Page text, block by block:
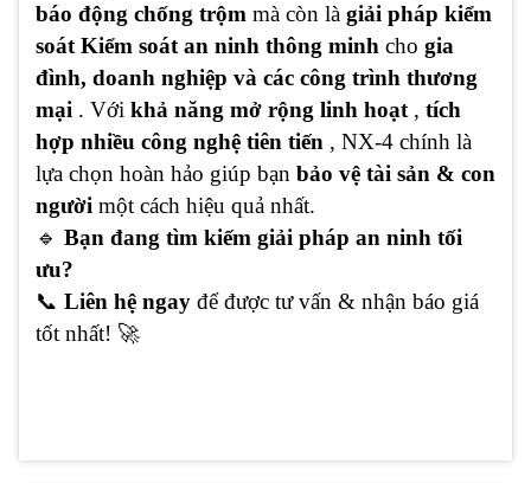
báo động chống trộm mà còn là giải pháp kiểm
soát Kiểm soát an ninh thông minh cho gia
đình, doanh nghiệp và các công trình thương
mại . Với khả năng mở rộng linh hoạt, tích
hợp nhiều công nghệ tiên tiến , NX-4 chính là
lựa chọn hoàn hảo giúp bạn bảo vệ tài sản & con
người một cách hiệu quả nhất.
🔹 Bạn đang tìm kiếm giải pháp an ninh tối
ưu?
📞 Liên hệ ngay để được tư vấn & nhận báo giá
tốt nhất! 🚀